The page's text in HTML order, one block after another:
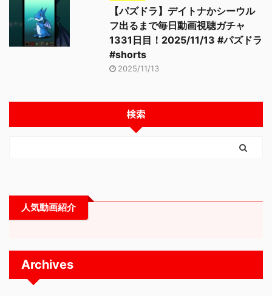
【パズドラ】デイトナかシーウル
フ出るまで毎日動画視聴ガチャ
1331日目！2025/11/13 #パズドラ
#shorts
2025/11/13
検索
人気動画紹介
Archives